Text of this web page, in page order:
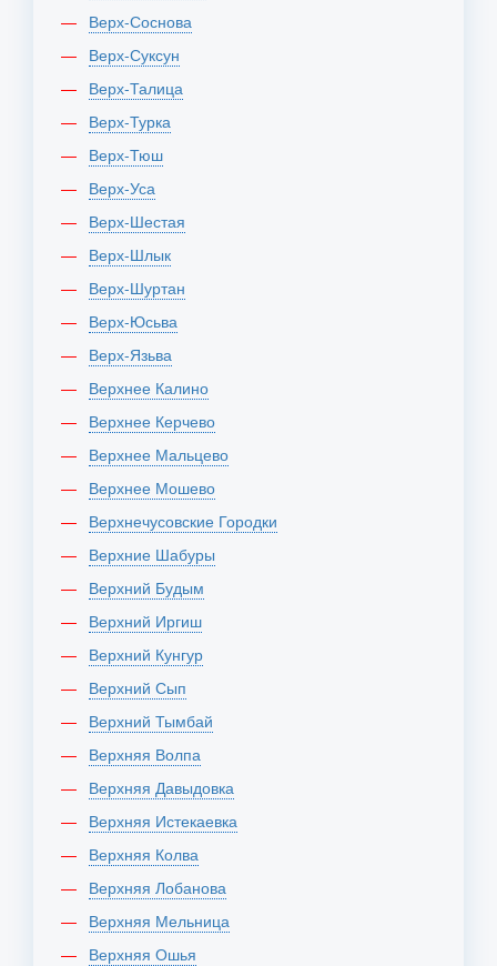
Верх-Соснова
Верх-Суксун
Верх-Талица
Верх-Турка
Верх-Тюш
Верх-Уса
Верх-Шестая
Верх-Шлык
Верх-Шуртан
Верх-Юсьва
Верх-Язьва
Верхнее Калино
Верхнее Керчево
Верхнее Мальцево
Верхнее Мошево
Верхнечусовские Городки
Верхние Шабуры
Верхний Будым
Верхний Иргиш
Верхний Кунгур
Верхний Сып
Верхний Тымбай
Верхняя Волпа
Верхняя Давыдовка
Верхняя Истекаевка
Верхняя Колва
Верхняя Лобанова
Верхняя Мельница
Верхняя Ошья